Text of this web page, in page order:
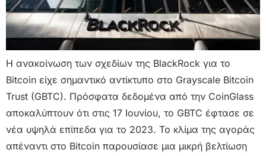
Η ανακοίνωση των σχεδίων της BlackRock για το
Bitcoin είχε σημαντικό αντίκτυπο στο Grayscale Bitcoin
Trust (GBTC). Πρόσφατα δεδομένα από την CoinGlass
αποκαλύπτουν ότι στις 17 Ιουνίου, το GBTC έφτασε σε
νέα υψηλά επίπεδα για το 2023. Το κλίμα της αγοράς
απέναντι στο Bitcoin παρουσίασε μια μικρή βελτίωση